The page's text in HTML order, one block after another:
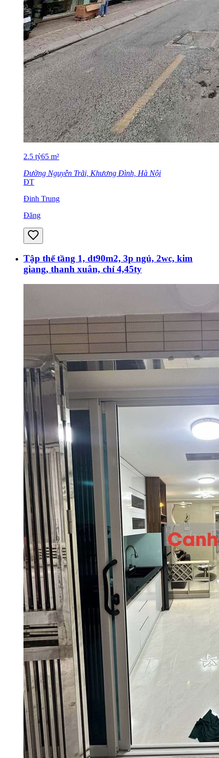
2.5 tỷ65 m²
Đường Nguyễn Trãi, Khương Đình, Hà Nội
ĐT
Đinh Trung
Đăng
Tập thể tầng 1, dt90m2, 3p ngủ, 2wc, kim
giang, thanh xuân, chỉ 4,45ty